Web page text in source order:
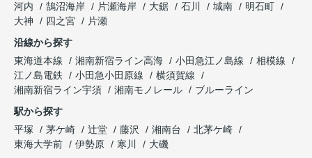
河内
鵠沼海岸 片瀬海岸 大鋸 石川 城南
明石町
大神
四之宮
片瀬
沿線から探す
東海道本線
湘南新宿ライン高海 小田急江ノ島線
相模線
江ノ島電鉄
小田急小田原線
横須賀線
湘南新宿ライン宇須
湘南モノレール
ブルーライン
駅から探す
平塚
茅ケ崎 辻堂 藤沢 湘南台
北茅ケ崎
東海大学前
伊勢原 寒川 大磯